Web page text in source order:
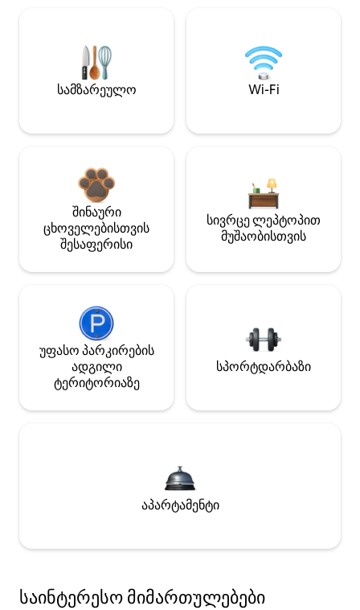
სამზარეულო Wi-Fi
შინაური
ცხოველებისთვის
შესაფერისი
სივრცე ლეპტოპით
მუშაობისთვის
უფასო პარკირების
ადგილი
ტერიტორიაზე
სპორტდარბაზი
აპარტამენტი
საინტერესო მიმართულებები